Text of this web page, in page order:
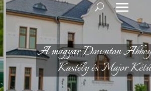
A magyar Downton
Kastély és Major